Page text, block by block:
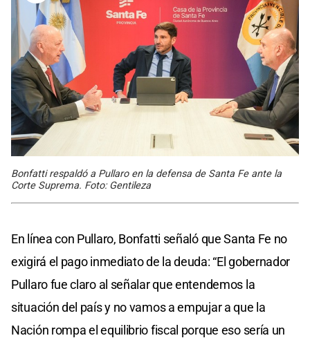
Bonfatti respaldó a Pullaro en la defensa de Santa Fe ante la
Corte Suprema. Foto: Gentileza
En línea con Pullaro, Bonfatti señaló que Santa Fe no
exigirá el pago inmediato de la deuda: “El gobernador
Pullaro fue claro al señalar que entendemos la
situación del país y no vamos a empujar a que la
Nación rompa el equilibrio fiscal porque eso sería un